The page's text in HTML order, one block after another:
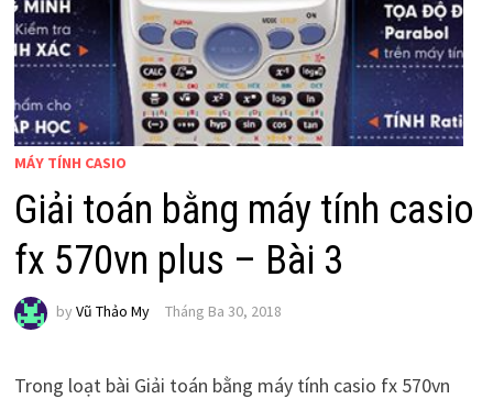
MÁY TÍNH CASIO
Giải toán bằng máy tính casio
fx 570vn plus – Bài 3
by Vũ Thảo My Tháng Ba 30, 2018
Trong loạt bài Giải toán bằng máy tính casio fx 570vn